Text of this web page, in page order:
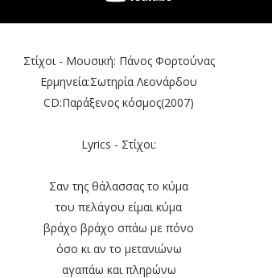
Στίχοι - Μουσική: Πάνος Φορτούνας
Ερμηνεία:Σωτηρία Λεονάρδου
CD:Παράξενος κόσμος(2007)
Lyrics - Στίχοι:
Σαν της θάλασσας το κύμα
του πελάγου είμαι κύμα
βράχο βράχο σπάω με πόνο
όσο κι αν το μετανιώνω
αγαπάω και πληρώνω